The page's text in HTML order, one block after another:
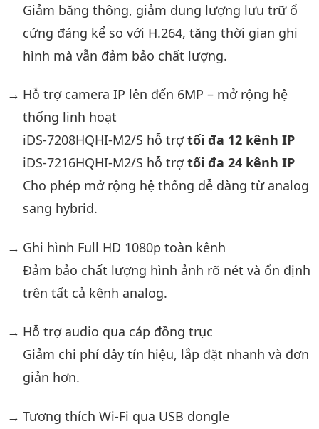
Giảm băng thông, giảm dung lượng lưu trữ ổ
cứng đáng kể so với H.264, tăng thời gian ghi
hình mà vẫn đảm bảo chất lượng.
Hỗ trợ camera IP lên đến 6MP – mở rộng hệ
thống linh hoạt
iDS-7208HQHI-M2/S hỗ trợtối đa 12 kênh IP
iDS-7216HQHI-M2/S hỗ trợtối đa 24 kênh IP
Cho phép mở rộng hệ thống dễ dàng từ analog
sang hybrid.
Ghi hình Full HD 1080p toàn kênh
Đảm bảo chất lượng hình ảnh rõ nét và ổn định
trên tất cả kênh analog.
Hỗ trợ audio qua cáp đồng trục
Giảm chi phí dây tín hiệu, lắp đặt nhanh và đơn
giản hơn.
Tương thích Wi-Fi qua USB dongle